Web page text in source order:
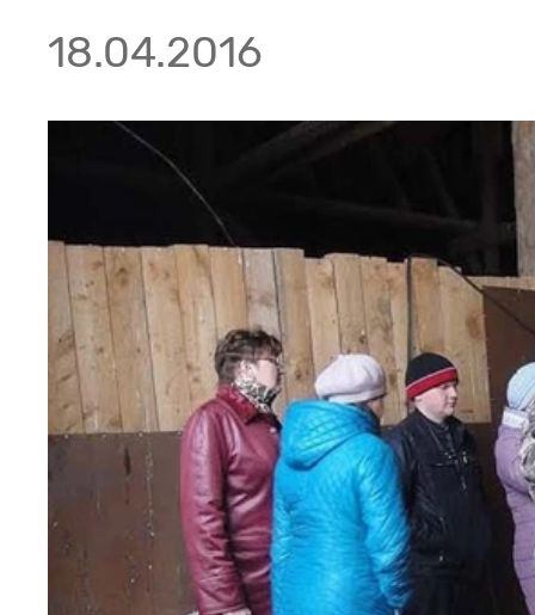
18.04.2016